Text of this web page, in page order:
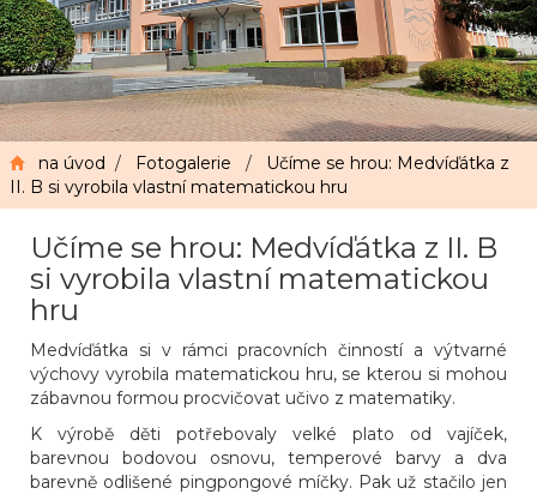
na úvod / Fotogalerie / Učíme se hrou: Medvíďátka z
II. B si vyrobila vlastní matematickou hru
Učíme se hrou: Medvíďátka z II. B
si vyrobila vlastní matematickou
hru
Medvíďátka si v rámci pracovních činností a výtvarné
výchovy vyrobila matematickou hru, se kterou si mohou
zábavnou formou procvičovat učivo z matematiky.
K výrobě děti potřebovaly velké plato od vajíček,
barevnou bodovou osnovu, temperové barvy a dva
barevně odlišené pingpongové míčky. Pak už stačilo jen